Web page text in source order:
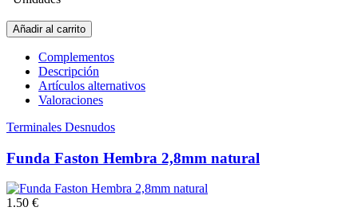
Añadir al carrito
Complementos
Descripción
Artículos alternativos
Valoraciones
Terminales Desnudos
Funda Faston Hembra 2,8mm natural
1.50 €